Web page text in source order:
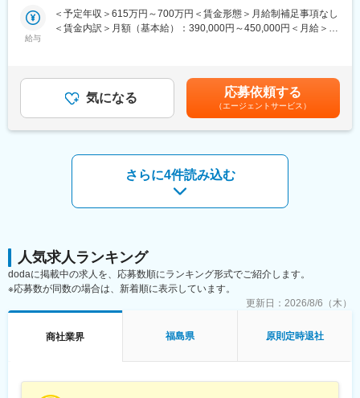
西立川駅、北八王子駅、三鷹駅、曳舟駅、西葛西駅、逗子駅、宮
崎台駅、並木北駅、古淵駅、矢板駅、北真岡駅、伊勢原駅、淵野
辺駅、中野坂上駅、広電廿日市駅、安芸駅、土佐山田駅、大阪空
南林間駅、志村坂上駅、駅東公園前駅、下高井戸駅、岩原駅、熊
川駅、逗子・葉山駅、宮前平駅、並木中央駅、西新宿五丁目駅、
山陽女学園前駅、球場前駅(高知県)、大江橋駅、宇都宮駅東口駅
拡大中。今回、製品やサービスを通じて課題解決を行うコンサル
ティング型営業を担っていただける方を募集します。国内市場は
約45～50兆円規模で、世界第3位の大きさを誇ります。
・Salesforceを活用し、担当エリアや顧客の分析・理解を深める
・顧客ニーズに応じた製品・システムの提案
・訪問時には製品デモを実施し、使用シーンを踏まえた提案を行
割、新規は反響営業で2割）
・ソフトウェアによる工具管理システム
・機械、電動工具
単なる製品販売ではなく、資産管理システムを活用し、工具の寿
命を見極めながら新製品を提案。さらに、建設現場で使用される
レーザー探査機、ドリル、切削・留付製品などをワンストップで
提供できるため、有形・無形の幅広いソリューションを継続的に
提案できます。
■組織体制
・直行直帰型ながら、週数回はチームで情報共有や新人サポート
給与
＜予定年収＞615万円～700万円＜賃金形態＞月給制補足事項なし
＜賃金内訳＞月額（基本給）：390,000円～450,000円＜月給＞
半期営業報奨金■賞与年１回■入社後のインセンティブ保証制度あ
り■モデル年収（固定給8割）：・700万円／4年目・800万円／営
業課長／4年目賃金はあくまでも目安の金額であり、選考を通じて
上下する可能性があります。月給(月額)は固定手当を含めた表記で
気になる 応募依頼する
（エージェントサービス）
さらに4件読み込む
人気求人ランキング
dodaに掲載中の求人を、応募数順にランキング形式でご紹介します。
※応募数が同数の場合は、新着順に表示しています。
更新日： 2026/8/6（木）
商社業界 福島県 原則定時退社